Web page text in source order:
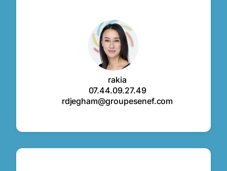
rakia
07.44.09.27.49
rdjegham@groupesenef.com